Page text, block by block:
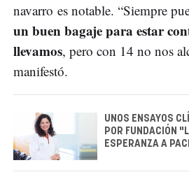
navarro es notable. “Siempre
un buen bagaje para estar
llevamos, pero con 14 no nos
manifestó.
UNOS ENSAYOS
POR FUNDACIÓN
ESPERANZA A